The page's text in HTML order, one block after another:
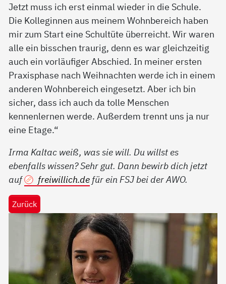
Jetzt muss ich erst einmal wieder in die Schule.
Die Kolleginnen aus meinem Wohnbereich haben
mir zum Start eine Schultüte überreicht. Wir waren
alle ein bisschen traurig, denn es war gleichzeitig
auch ein vorläufiger Abschied. In meiner ersten
Praxisphase nach Weihnachten werde ich in einem
anderen Wohnbereich eingesetzt. Aber ich bin
sicher, dass ich auch da tolle Menschen
kennenlernen werde. Außerdem trennt uns ja nur
eine Etage.“
Irma Kaltac weiß, was sie will. Du willst es
ebenfalls wissen? Sehr gut. Dann bewirb dich jetzt
auf
freiwillich.defür ein FSJ bei der AWO.
Zurück